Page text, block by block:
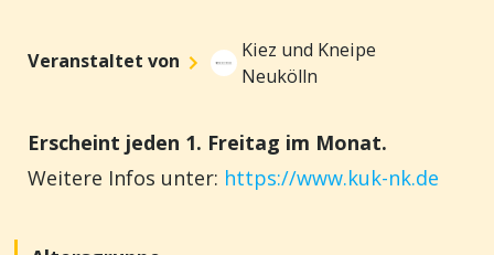
Veranstaltet von
Kiez und Kneipe
Neukölln
Erscheint jeden 1. Freitag im Monat.
Weitere Infos unter: https://www.kuk-nk.de